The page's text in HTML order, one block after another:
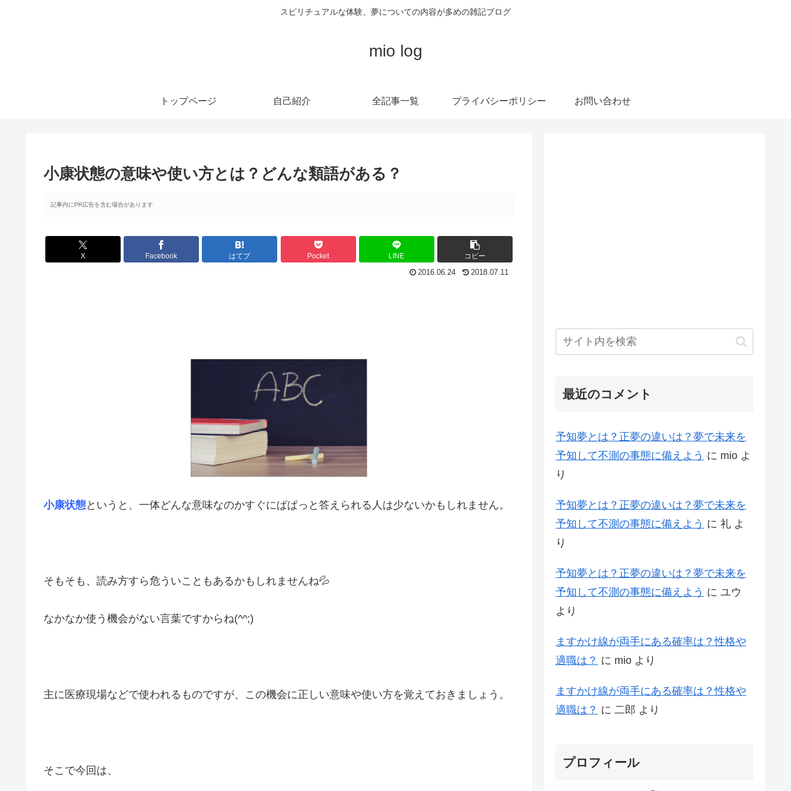
スピリチュアルな体験、夢についての内容が多めの雑記ブログ
mio log
トップページ 自己紹介 全記事一覧 プライバシーポリシー お問い合わせ
小康状態の意味や使い方とは？どんな類語がある？
記事内にPR広告を含む場合があります
X Facebook はてブ Pocket LINE コピー
2016.06.24 2018.07.11
小康状態というと、一体どんな意味なのかすぐにぱぱっと答えられる人は少ないかもしれません。
そもそも、読み方すら危ういこともあるかもしれませんね💦
なかなか使う機会がない言葉ですからね(^^;)
主に医療現場などで使われるものですが、この機会に正しい意味や使い方を覚えておきましょう。
そこで今回は、
最近のコメント
予知夢とは？正夢の違いは？夢で未来を
予知して不測の事態に備えよう に mio よ
り
予知夢とは？正夢の違いは？夢で未来を
予知して不測の事態に備えよう に 礼 よ
り
予知夢とは？正夢の違いは？夢で未来を
予知して不測の事態に備えよう に ユウ
より
ますかけ線が両手にある確率は？性格や
適職は？ に mio より
ますかけ線が両手にある確率は？性格や
適職は？ に 二郎 より
プロフィール